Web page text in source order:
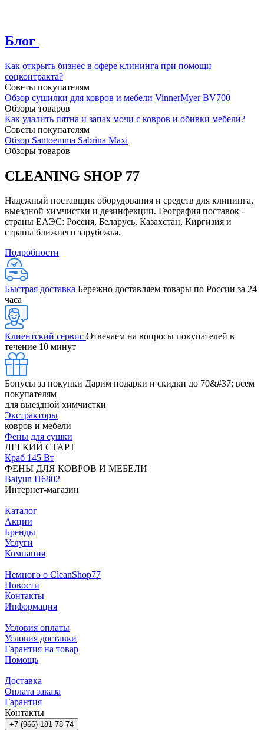
Блог
Как открыть бизнес в сфере клининга при помощи
соцконтракта?
Советы покупателям
Обзор сушилки для ковров и мебели VinnerMyer BV700
Обзоры товаров
Как удалить пятна и запах мочи с ковров и обивки мебели?
Советы покупателям
Обзор Santoemma Sabrina Maxi
Обзоры товаров
CLEANING SHOP 77
Надежный поставщик оборудования и средств для клининга,
выездной химчистки и дезинфекции. География поставок -
страны ЕАЭС: Россия, Беларусь, Казахстан, Киргизия и
страны ближнего зарубежья.
Подробности
Быстрая доставка Бережно доставляем товары по России за 24
часа
Клиентский сервис Отвечаем на вопросы покупателей в
течение 10 минут
Бонусы за покупки Дарим подарки и скидки до 70&#37; всем
покупателям
для выездной химчистки
Экстракторы
ковров и мебели
Фены для сушки
ЛЕГКИЙ СТАРТ
Краб 145 Вт
ФЕНЫ ДЛЯ КОВРОВ И МЕБЕЛИ
Baiyun H6802
Интернет-магазин
Каталог
Акции
Бренды
Услуги
Компания
Немного о CleanShop77
Новости
Контакты
Информация
Условия оплаты
Условия доставки
Гарантия на товар
Помощь
Доставка
Оплата заказа
Гарантия
Контакты
+7 (966) 181-78-74